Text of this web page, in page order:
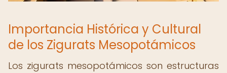
Importancia Histórica y Cultural
de los Zigurats Mesopotámicos
Los zigurats mesopotámicos son estructuras